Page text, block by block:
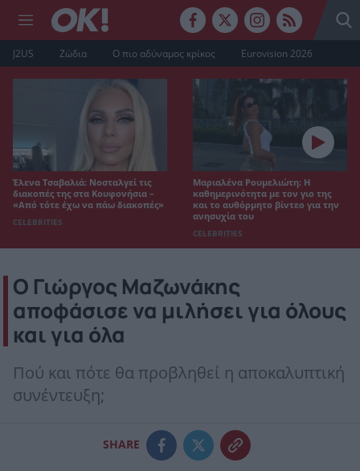
J2US Ζώδια Ο πιο αδύναμος κρίκος Eurovision 2026
Έλενα Τσαβαλιά: Νοσταλγεί τις
διακοπές της στα Κουφονήσια –
«Από τότε έχω να πάω διακοπές»
CELEBRITIES
Μαριαλένα Ρουμελιώτη: Η
καθημερινότητα με τον γιο της
και το αυθόρμητο βίντεο για την
ανησυχία του
CELEBRITIES
Ο Γιώργος Μαζωνάκης
αποφάσισε να μιλήσει για όλους
και για όλα
Πού και πότε θα προβληθεί η αποκαλυπτική
συνέντευξη;
SHARE